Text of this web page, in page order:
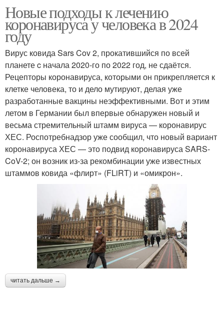
Новые подходы к лечению
коронавируса у человека в 2024
году
Вирус ковида Sars Cov 2, прокатившийся по всей
планете c начала 2020-го по 2022 год, не сдаётся.
Рецепторы коронавируса, которыми он прикрепляется к
клетке человека, то и дело мутируют, делая уже
разработанные вакцины неэффективными. Вот и этим
летом в Германии был впервые обнаружен новый и
весьма стремительный штамм вируса — коронавирус
ХЕС. Роспотребнадзор уже сообщил, что новый вариант
коронавируса ХЕС — это подвид коронавируса SARS-
CoV-2; он возник из-за рекомбинации уже известных
штаммов ковида «флирт» (FLiRT) и «омикрон».
читать дальше →